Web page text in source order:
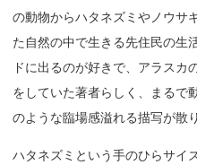
の動物からハタネズミやノウサ
た自然の中で生きる先住民の生
ドに出るのが好きで、アラスカ
をしていた著者らしく、まるで
のような臨場感溢れる描写が散
ハタネズミという手のひらサイ